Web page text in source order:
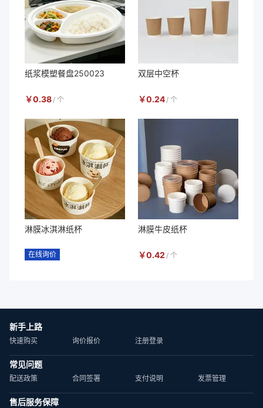
纸浆模塑餐盘250023
￥0.38 / 个
双层中空杯
￥0.24 / 个
淋膜冰淇淋纸杯
在线询价
淋膜牛皮纸杯
￥0.42 / 个
新手上路
快速购买 询价报价 注册登录
常见问题
配送政策 合同签署 支付说明 发票管理
售后服务保障